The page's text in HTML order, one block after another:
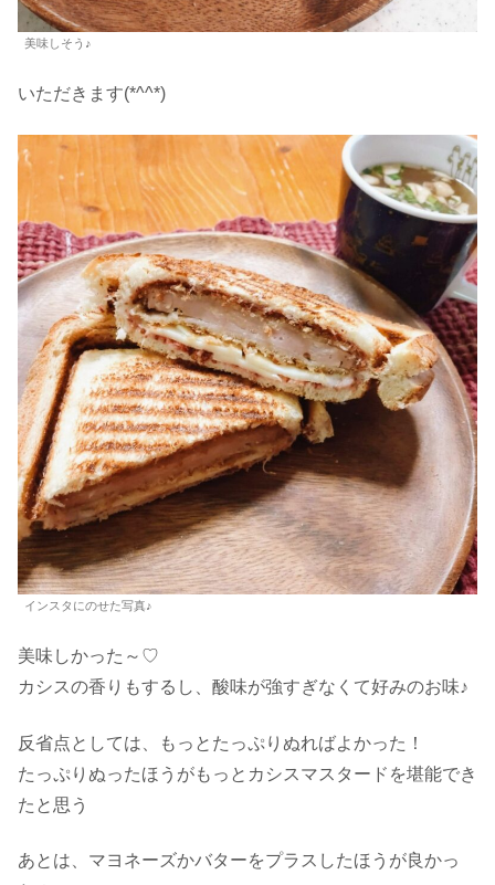
美味しそう♪
いただきます(*^^*)
インスタにのせた写真♪
美味しかった～♡
カシスの香りもするし、酸味が強すぎなくて好みのお味♪
反省点としては、もっとたっぷりぬればよかった！
たっぷりぬったほうがもっとカシスマスタードを堪能でき
たと思う
あとは、マヨネーズかバターをプラスしたほうが良かっ